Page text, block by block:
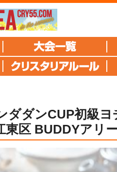
ダダンCUP初級
東区 BUDDYアリ